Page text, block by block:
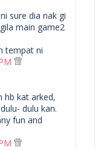
sure dia nak gi
main game2
tempat ni
hb kat arked,
dulu kan.
fun and